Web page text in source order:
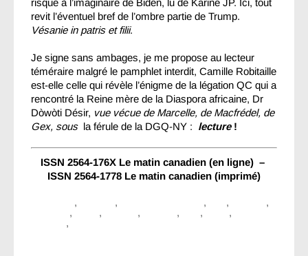
revit l’éventuel bref de l’ombre partie de Trump.
Vésanie in patris et filii.
Je signe sans ambages, je me propose au lecteur
téméraire malgré le pamphlet interdit, Camille Robitaille
est-elle celle qui révèle l’énigme de la légation QC qui a
rencontré la Reine mère de la Diaspora africaine, Dr
Dòwòti Désir, vue vécue de Marcelle, de Macfrédel, de
Gex, sous la férule de la DGQ-NY : lecture!
ISSN 2564-176X Le matin canadien (en ligne) –
ISSN 2564-1778 Le matin canadien (imprimé)
, , , ,
,
, , , , , ,
,